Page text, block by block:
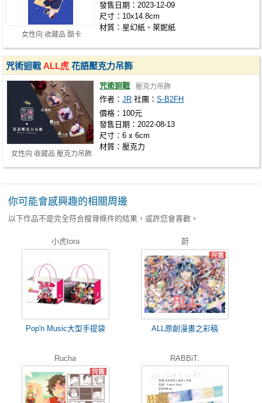
女性向 收藏品 酷卡
發售日期：2023-12-09
尺寸：10x14.8cm
材質：星幻紙、萊妮紙
女性向 收藏品 壓克力吊飾
咒術迴戰ALL虎 花語壓克力吊飾
咒術迴戰 壓克力吊飾
作者：JR 社團：S-B2FH
價格：100元
發售日期：2022-08-13
尺寸：6 x 6cm
材質：壓克力
你可能會感興趣的相關周邊
以下作品不是完全符合搜尋條件的結果，或許您會喜歡。
小虎tora
Pop'n Music大型手提袋
蔚
ALL原創漫畫之彩稿
Rucha RABBiT.